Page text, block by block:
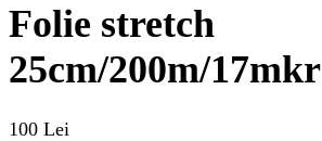
Folie stretch
25cm/200m/17mkr
100 Lei